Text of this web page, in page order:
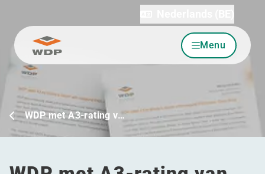
Ga naar inhoud Menu
WDP met A3-rating v…